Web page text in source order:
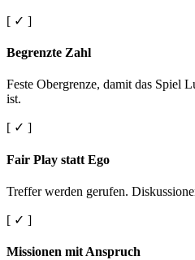
[ ✓ ]
Begrenzte Zahl
Feste Obergrenze, damit das Spiel
ist.
[ ✓ ]
Fair Play statt Ego
Treffer werden gerufen.
[ ✓ ]
Missionen mit Anspruch